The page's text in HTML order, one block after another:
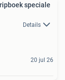
speciale
Details
20 jul 26